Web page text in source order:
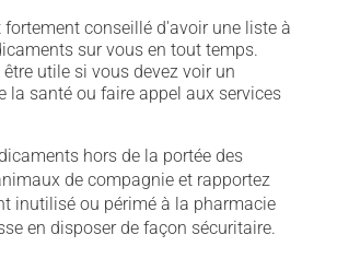
fortement conseillé d'avoir une liste à
sur vous en tout temps.
utile si vous devez voir un
la santé ou faire appel aux services
hors de la portée des
de compagnie et rapportez
inutilisé ou périmé à la pharmacie
en disposer de façon sécuritaire.